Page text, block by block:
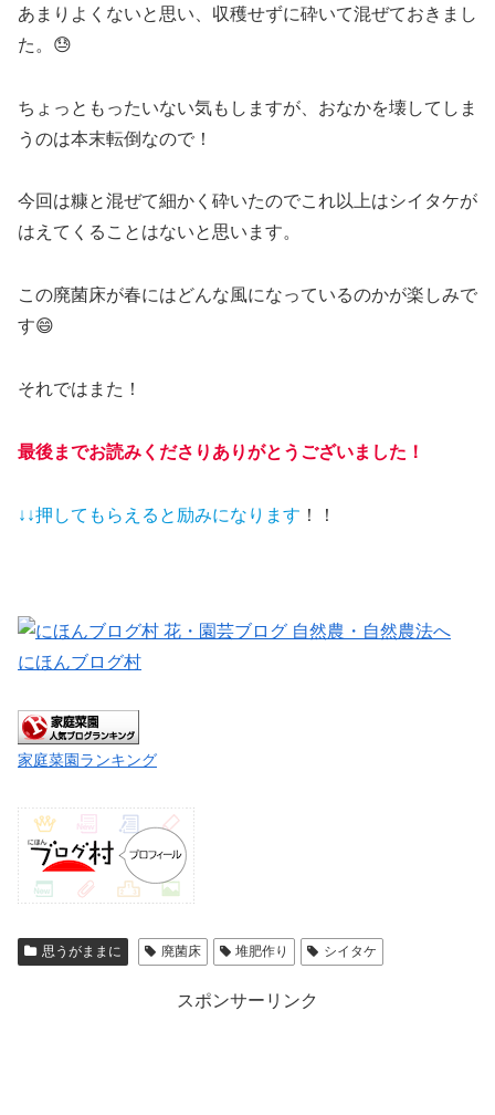
あまりよくないと思い、収穫せずに砕いて混ぜておきまし
た。😓
ちょっともったいない気もしますが、おなかを壊してしま
うのは本末転倒なので！
今回は糠と混ぜて細かく砕いたのでこれ以上はシイタケが
はえてくることはないと思います。
この廃菌床が春にはどんな風になっているのかが楽しみで
す😄
それではまた！
最後までお読みくださりありがとうございました！
↓↓押してもらえると 励みになります ！！
にほんブログ村
家庭菜園ランキング
思うがままに 廃菌床 堆肥作り シイタケ
スポンサーリンク